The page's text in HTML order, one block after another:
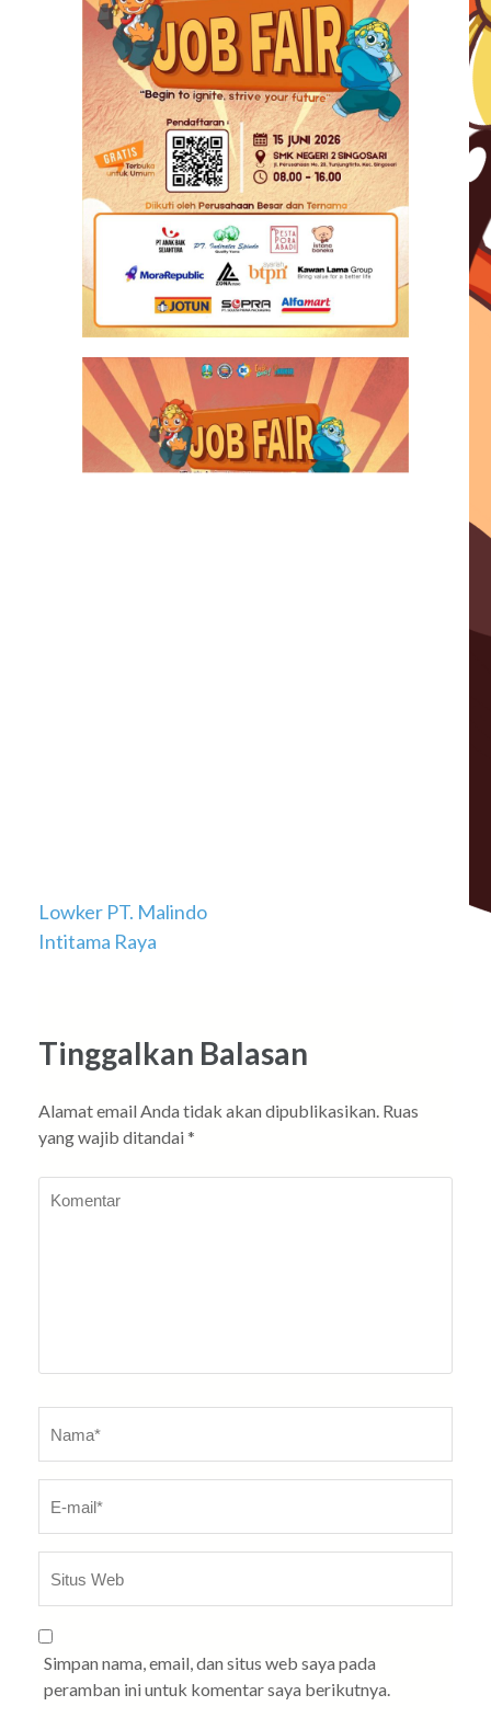
Navigasi
Lowker PT. Malindo
Intitama Raya
Tinggalkan Balasan
Alamat email Anda tidak akan dipublikasikan. Ruas
yang wajib ditandai *
Simpan nama, email, dan situs web saya pada
peramban ini untuk komentar saya berikutnya.